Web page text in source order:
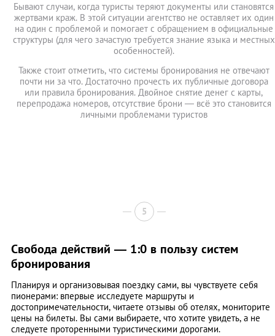
Бывают случаи, когда туристы теряют документы или становятся
жертвами краж. В этой ситуации агентство не оставляет их один
на один с проблемой и помогает с обращением в официальные
структуры (для чего зачастую требуется знание языка и местных
особенностей).
Также стоит отметить, что системы бронирования не отвечают
почти ни за что. Достаточно прочесть их публичные договора
или правила бронирования. Двойное снятие денег с карты,
перепродажа номеров, отсутствие брони — всё это становится
личными проблемами туристов
5
Свобода действий — 1:0 в пользу систем
бронирования
Планируя и организовывая поездку сами, вы чувствуете себя
пионерами: впервые исследуете маршруты и
достопримечательности, читаете отзывы об отелях, мониторите
цены на билеты. Вы сами выбираете, что хотите увидеть, а не
следуете проторенными туристическими дорогами.